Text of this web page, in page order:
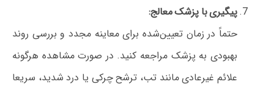
پیگیری با پزشک معالج:
حتماً در زمان تعیین‌شده برای معاینه مجدد و بررسی روند
بهبودی به پزشک مراجعه کنید. در صورت مشاهده هرگونه
علائم غیرعادی مانند تب، ترشح چرکی یا درد شدید، سریعا